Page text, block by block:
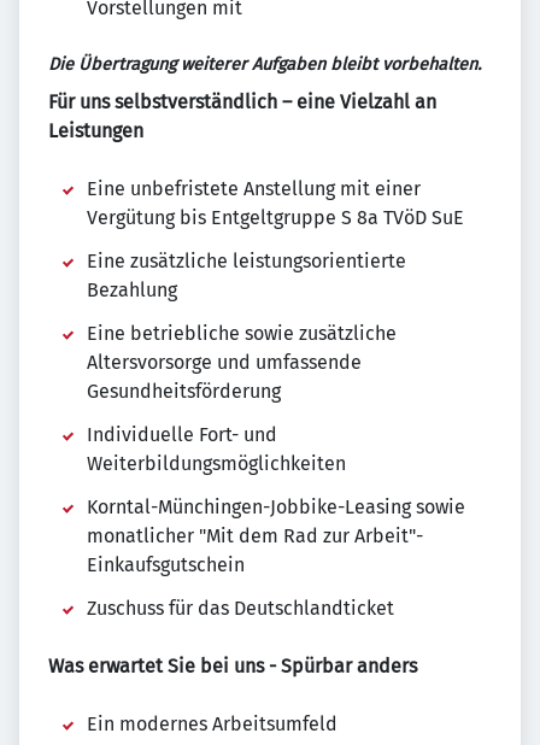
Vorstellungen mit
Die Übertragung weiterer Aufgaben bleibt vorbehalten.
Für uns selbstverständlich – eine Vielzahl an
Leistungen
Eine unbefristete Anstellung mit einer
Vergütung bis Entgeltgruppe S 8a TVöD SuE
Eine zusätzliche leistungsorientierte
Bezahlung
Eine betriebliche sowie zusätzliche
Altersvorsorge und umfassende
Gesundheitsförderung
Individuelle Fort- und
Weiterbildungsmöglichkeiten
Korntal-Münchingen-Jobbike-Leasing sowie
monatlicher "Mit dem Rad zur Arbeit"-
Einkaufsgutschein
Zuschuss für das Deutschlandticket
Was erwartet Sie bei uns - Spürbar anders
Ein modernes Arbeitsumfeld